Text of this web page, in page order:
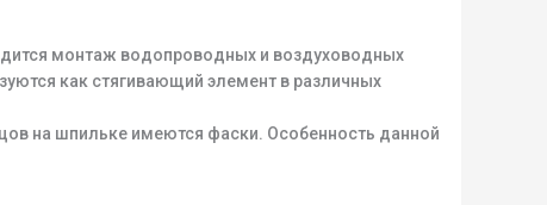
монтаж водопроводных и воздуховодных
как стягивающий элемент в различных
на шпильке имеются фаски. Особенность данной